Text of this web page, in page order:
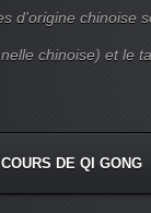
d'origine chinoise
chinoise) et le
COURS DE QI GONG